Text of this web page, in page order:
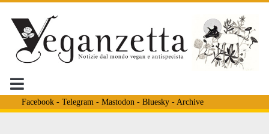
Facebook- Telegram - Mastodon - Bluesky- Archive